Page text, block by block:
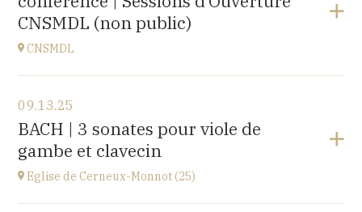
at20H00
Buy your tickets
CNSMDL (non public)
CNSMDL
CNSMD | Conservatoire National Supérieur Musique
et Danse de Lyon
3 quai Chauveau, 69009 LYON
at
09.13.25
BACH | 3 sonates pour viole de
gambe et clavecin
Eglise de Cerneux-Monnot (25)